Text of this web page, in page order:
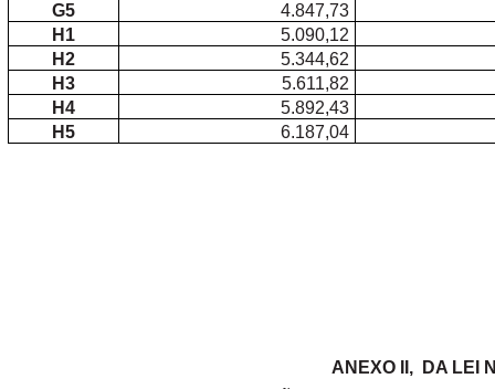
G5
4.847,73
H1
5.090,12
H2
5.344,62
H3
5.611,82
H4
5.892,43
H5
6.187,04
ANEXO II,
DA LEI